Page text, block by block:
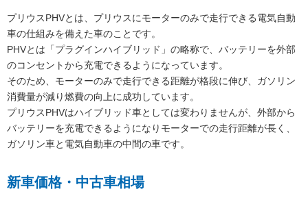
プリウスPHVとは、プリウスにモーターのみで走行できる電気自動
車の仕組みを備えた車のことです。
PHVとは「プラグインハイブリッド」の略称で、バッテリーを外部
のコンセントから充電できるようになっています。
そのため、モーターのみで走行できる距離が格段に伸び、ガソリン
消費量が減り燃費の向上に成功しています。
プリウスPHVはハイブリッド車としては変わりませんが、外部から
バッテリーを充電できるようになりモーターでの走行距離が長く、
ガソリン車と電気自動車の中間の車です。
新車価格・中古車相場